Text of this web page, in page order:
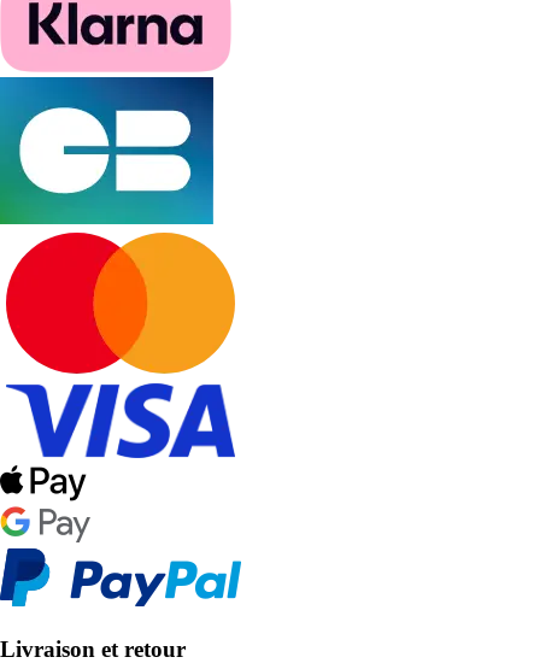
Livraison et retour